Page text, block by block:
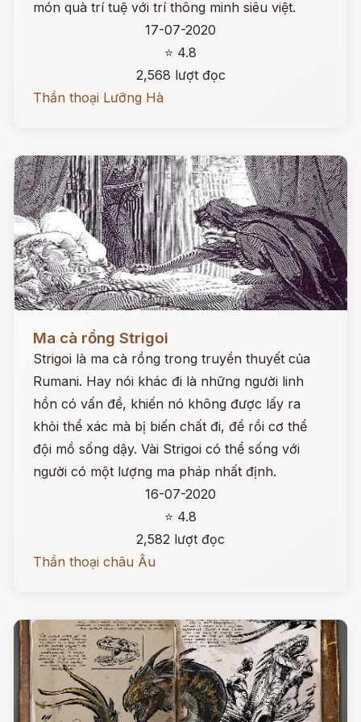
món quà trí tuệ với trí thông minh siêu việt.
17-07-2020
⭐ 4.8
2,568 lượt đọc
Thần thoại Lưỡng Hà
Ma cà rồng Strigoi
Strigoi là ma cà rồng trong truyền thuyết của
Rumani. Hay nói khác đi là những người linh
hồn có vấn đề, khiến nó không được lấy ra
khỏi thể xác mà bị biến chất đi, để rồi cơ thể
đội mồ sống dậy. Vài Strigoi có thể sống với
người có một lượng ma pháp nhất định.
16-07-2020
⭐ 4.8
2,582 lượt đọc
Thần thoại châu Âu